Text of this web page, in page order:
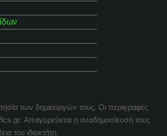
των δημιουργών τους. Οι περιγραφές
Απαγορεύεται η αναδημοσίευσή τους
του ιδιοκτήτη.